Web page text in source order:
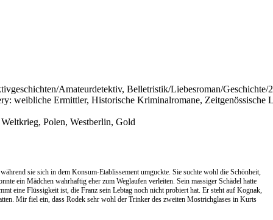
Amateurdetektiv, Belletristik/Liebesroman/Geschichte/
weibliche Ermittler, Historische Kriminalromane, Zeitgenössische
Polen, Westberlin, Gold
sie sich in dem Konsum-Etablissement umguckte. Sie suchte wohl die Schönheit,
ein Mädchen wahrhaftig eher zum Weglaufen verleiten. Sein massiger Schädel hatte
eine Flüssigkeit ist, die Franz sein Lebtag noch nicht probiert hat. Er steht auf Kognak,
Mir fiel ein, dass Rodek sehr wohl der Trinker des zweiten Mostrichglases in Kurts